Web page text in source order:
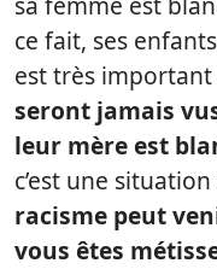
ce fait, ses
est très
seront jamais
leur mère est
c’est une
racisme peut
vous êtes